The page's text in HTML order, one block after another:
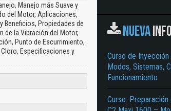
Manejo más Suave y
del Motor, Aplicaciones,
Beneficios, Propiedades de
de la Vibración del Motor,
Punto de Escurrimiento,
Especificaciones y
NUEVA
Curso de
Modos, Sistemas,
Funcionamiento
Curso: